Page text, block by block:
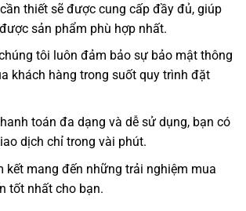
thiết sẽ được cung cấp đầy đủ, giúp
sản phẩm phù hợp nhất.
tôi luôn đảm bảo sự bảo mật thông
khách hàng trong suốt quy trình đặt
toán đa dạng và dễ sử dụng, bạn có
dịch chỉ trong vài phút.
kết mang đến những trải nghiệm mua
tốt nhất cho bạn.